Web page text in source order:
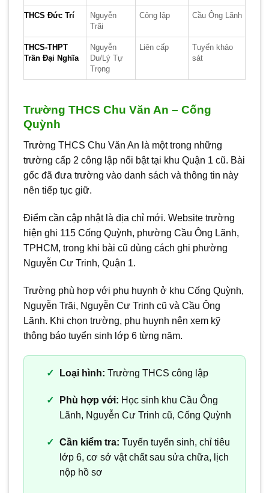
THCS Đức Trí
Nguyễn
Trãi
Công lập Cầu Ông Lãnh
THCS-THPT
Trần Đại Nghĩa
Nguyễn
Du/Lý Tự
Trọng
Liên cấp
Tuyển khảo
sát
Trường THCS Chu Văn An – Cống
Quỳnh
Trường THCS Chu Văn An là một trong những
trường cấp 2 công lập nổi bật tại khu Quận 1 cũ. Bài
gốc đã đưa trường vào danh sách và thông tin này
nên tiếp tục giữ.
Điểm cần cập nhật là địa chỉ mới. Website trường
hiện ghi 115 Cống Quỳnh, phường Cầu Ông Lãnh,
TPHCM, trong khi bài cũ dùng cách ghi phường
Nguyễn Cư Trinh, Quận 1.
Trường phù hợp với phụ huynh ở khu Cống Quỳnh,
Nguyễn Trãi, Nguyễn Cư Trinh cũ và Cầu Ông
Lãnh. Khi chọn trường, phụ huynh nên xem kỹ
thông báo tuyển sinh lớp 6 từng năm.
Loại hình: Trường THCS công lập
Phù hợp với: Học sinh khu Cầu Ông
Lãnh, Nguyễn Cư Trinh cũ, Cống Quỳnh
Cần kiểm tra: Tuyến tuyển sinh, chỉ tiêu
lớp 6, cơ sở vật chất sau sửa chữa, lịch
nộp hồ sơ